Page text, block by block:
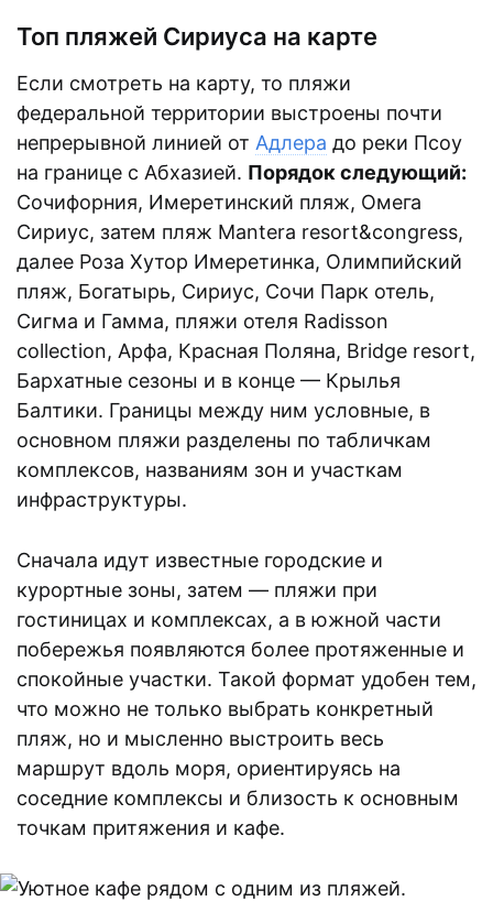
Топ пляжей Сириуса на карте
Если смотреть на карту, то пляжи
федеральной территории выстроены почти
непрерывной линией от Адлера до реки Псоу
на границе с Абхазией. Порядок следующий:
Сочифорния, Имеретинский пляж, Омега
Сириус, затем пляж Mantera resort&congress,
далее Роза Хутор Имеретинка, Олимпийский
пляж, Богатырь, Сириус, Сочи Парк отель,
Сигма и Гамма, пляжи отеля Radisson
collection, Арфа, Красная Поляна, Bridge resort,
Бархатные сезоны и в конце — Крылья
Балтики. Границы между ним условные, в
основном пляжи разделены по табличкам
комплексов, названиям зон и участкам
инфраструктуры.
Сначала идут известные городские и
курортные зоны, затем — пляжи при
гостиницах и комплексах, а в южной части
побережья появляются более протяженные и
спокойные участки. Такой формат удобен тем,
что можно не только выбрать конкретный
пляж, но и мысленно выстроить весь
маршрут вдоль моря, ориентируясь на
соседние комплексы и близость к основным
точкам притяжения и кафе.